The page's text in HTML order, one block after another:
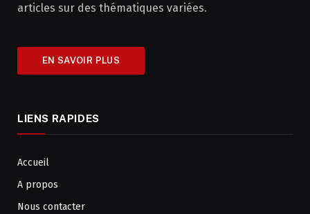
articles sur des thématiques variées.
EN SAVOIR PLUS
LIENS RAPIDES
Accueil
A propos
Nous contacter